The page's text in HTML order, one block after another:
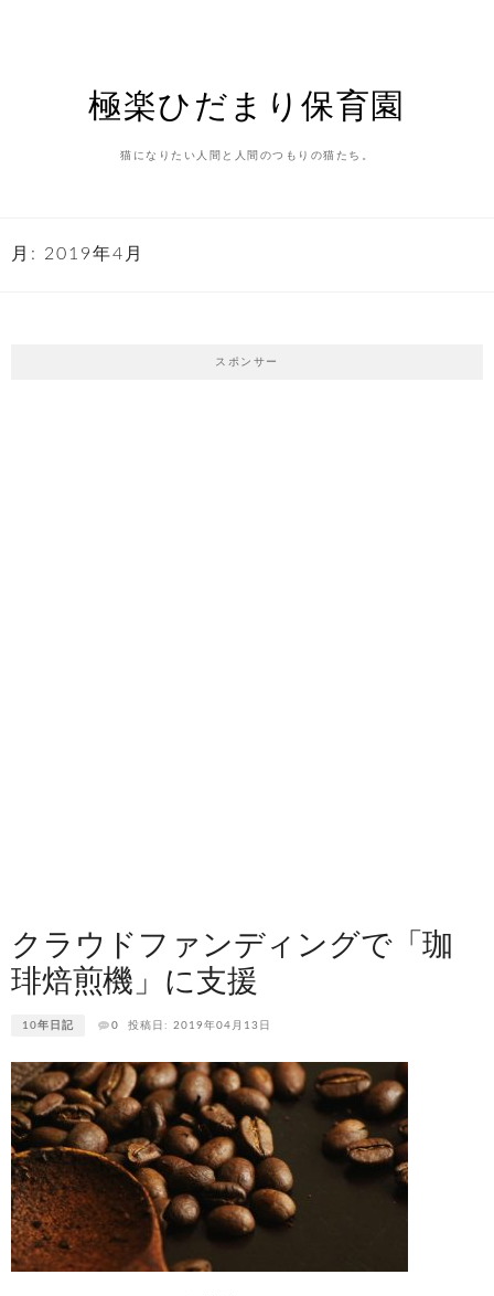
極楽ひだまり保育園
猫になりたい人間と人間のつもりの猫たち。
月: 2019年4月
スポンサー
クラウドファンディングで「珈
琲焙煎機」に支援
10年日記 0 投稿日: 2019年04月13日